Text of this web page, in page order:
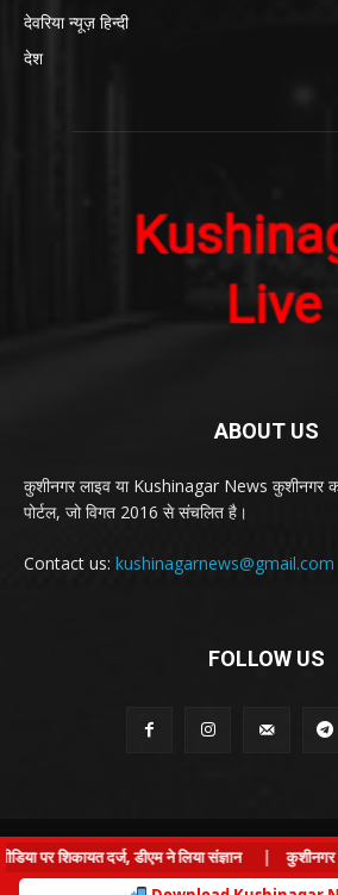
देवरिया न्यूज़ हिन्दी
देश
ABOUT US
कुशीनगर लाइव या Kushinagar News कुशीनगर
पोर्टल, जो विगत 2016 से संचलित है।
Contact us: kushinagarnews@gmail.com
FOLLOW US
© Kushinagar Live - 2022
पर शिकायत दर्ज, डीएम ने लिया संज्ञान
कुशीनगर के